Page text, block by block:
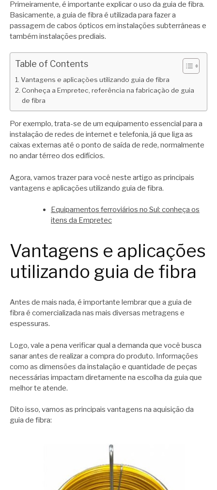
Primeiramente, é importante explicar o uso da guia de fibra.
Basicamente, a guia de fibra é utilizada para fazer a
passagem de cabos ópticos em instalações subterrâneas e
também instalações prediais.
Table of Contents
Vantagens e aplicações utilizando guia de fibra
Conheça a Empretec, referência na fabricação de guia
de fibra
Por exemplo, trata-se de um equipamento essencial para a
instalação de redes de internet e telefonia, já que liga as
caixas externas até o ponto de saída de rede, normalmente
no andar térreo dos edifícios.
Agora, vamos trazer para você neste artigo as principais
vantagens e aplicações utilizando guia de fibra.
Equipamentos ferroviários no Sul: conheça os
itens da Empretec
Vantagens e aplicações
utilizando guia de fibra
Antes de mais nada, é importante lembrar que a guia de
fibra é comercializada nas mais diversas metragens e
espessuras.
Logo, vale a pena verificar qual a demanda que você busca
sanar antes de realizar a compra do produto. Informações
como as dimensões da instalação e quantidade de peças
necessárias impactam diretamente na escolha da guia que
melhor te atende.
Dito isso, vamos as principais vantagens na aquisição da
guia de fibra: